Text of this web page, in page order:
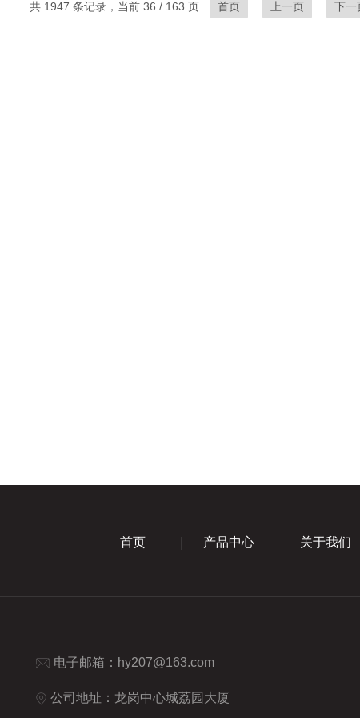
共 1947 条记录，当前 36 / 163 页 首页 上一页 下一
首页 产品中心 关于我们
电子邮箱： hy207@163.com
公司地址：龙岗中心城荔园大厦